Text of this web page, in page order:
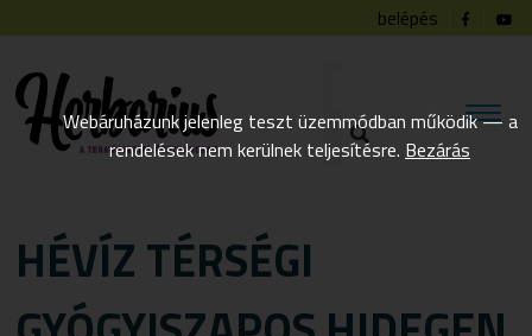
belépés
HÉVÍZ TÉRSÉGI
Webáruházunk jelenleg teszt üzemmódban működik — a
rendelések nem kerülnek teljesítésre. Bezárás